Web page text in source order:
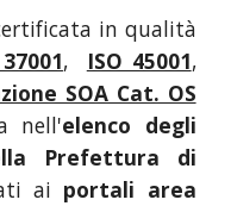
in qualità
, ISO 45001,
SOA Cat. OS
nell'elenco degli
Prefettura di
ai portali area